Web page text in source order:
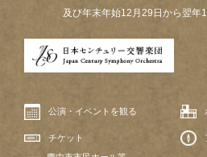
及び年末年始12月29日から翌年1
公演・イベントを観る
チケット